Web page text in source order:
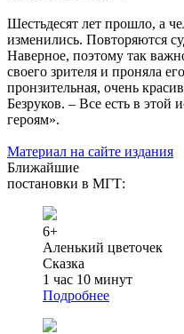
Шестьдесят лет прошло, а
изменились. Повторяются
Наверное, поэтому так
своего зрителя и проняла
пронзительная, очень
Безруков. – Все есть в этой
героям».
Материал на сайте издания
Ближайшие
постановки в МГТ:
6+
Аленький цветочек
Сказка
1 час 10 минут
Подробнее